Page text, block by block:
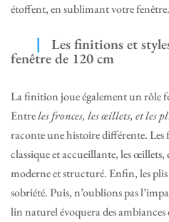
étoffent, en sublimant votre fenêtre.
Les finitions et
fenêtre de 120 cm
La finition joue également un rôle
Entreles fronces, les œillets, et les
raconte une histoire différente.
classique et accueillante, les
moderne et structuré. Enfin, les
sobriété. Puis, n’oublions pas
lin naturel évoquera des ambiances